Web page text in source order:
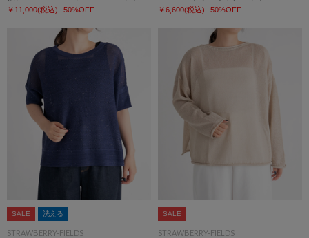
￥11,000(税込) 50%OFF ￥6,600(税込) 50%OFF
SALE 洗える
STRAWBERRY-FIELDS
SALE
STRAWBERRY-FIELDS